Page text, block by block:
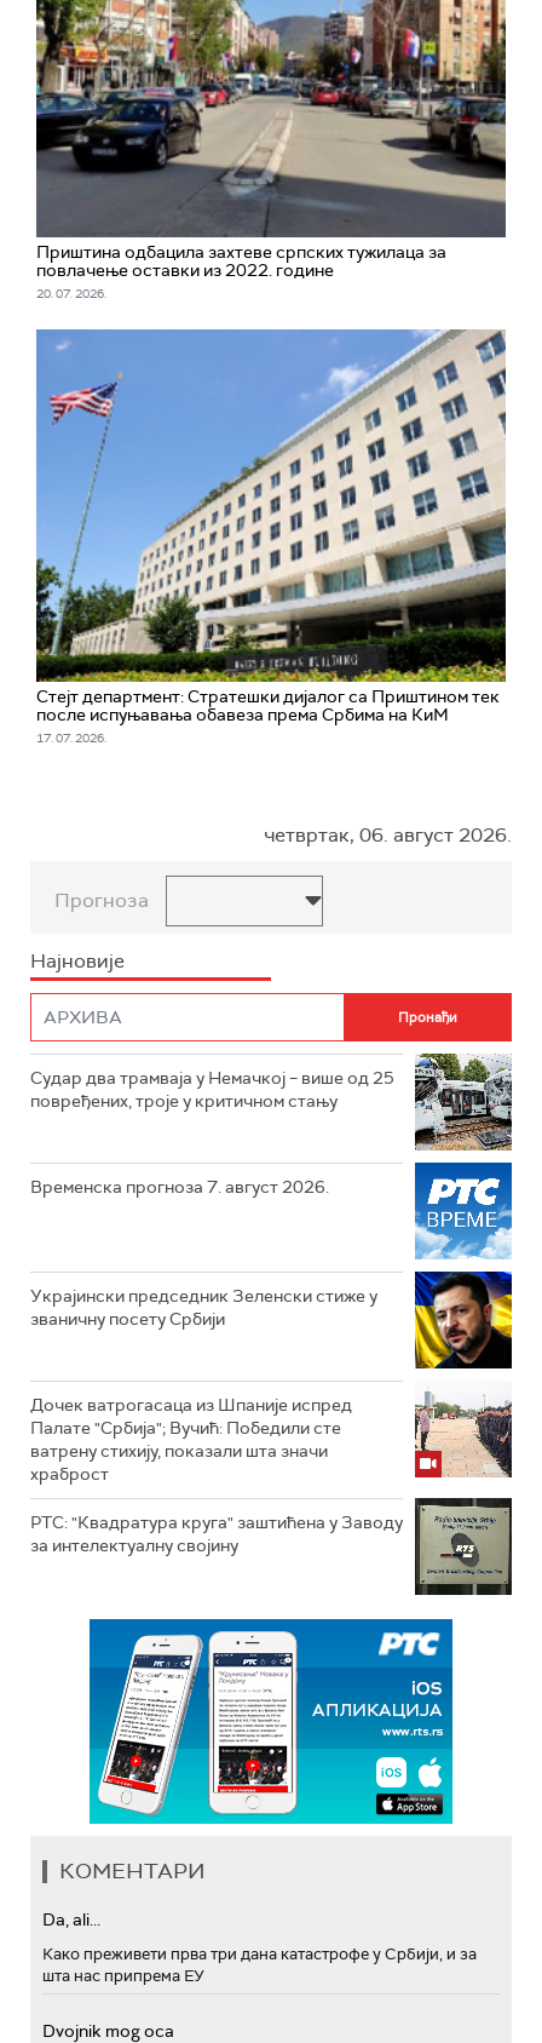
Приштина одбацила захтеве српских тужилаца за
повлачење оставки из 2022. године
20. 07. 2026.
Стејт департмент: Стратешки дијалог са Приштином тек
после испуњавања обавеза према Србима на КиМ
17. 07. 2026.
четвртак, 06. август 2026.
Прогноза
Најновије
Судар два трамваја у Немачкој – више од 25
повређених, троје у критичном стању
Временска прогноза 7. август 2026.
Украјински председник Зеленски стиже у
званичну посету Србији
Дочек ватрогасаца из Шпаније испред
Палате "Србија"; Вучић: Победили сте
ватрену стихију, показали шта значи
храброст
РТС: "Квадратура круга" заштићена у Заводу
за интелектуалну својину
КОМЕНТАРИ
Da, ali...
Како преживети прва три дана катастрофе у Србији, и за
шта нас припрема ЕУ
Dvojnik mog oca